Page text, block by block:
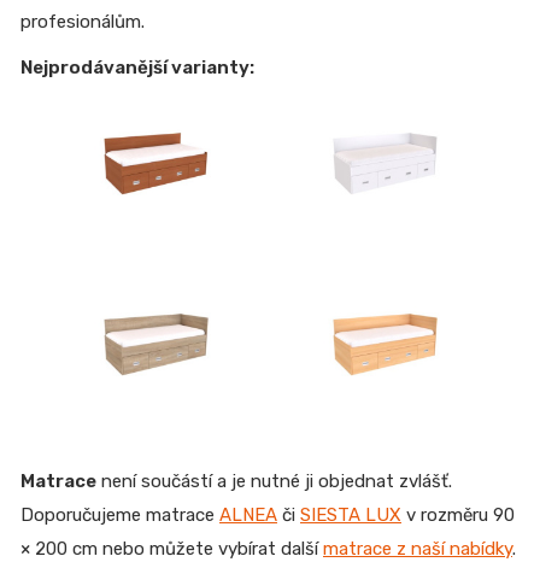
profesionálům.
Nejprodávanější varianty:
Matrace není součástí a je nutné ji objednat zvlášť.
Doporučujeme matrace ALNEA či SIESTA LUX v rozměru 90
× 200 cm nebo můžete vybírat dalšímatrace z naší nabídky.